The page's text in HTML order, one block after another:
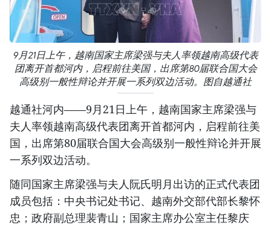
9月21日上午，越南国家主席梁强与夫人率领越南高级代表
团离开首都河内，启程前往美国，出席第80届联合国大会
高级别一般性辩论并开展一系列双边活动。图自越通社
越通社河内——9月21日上午，越南国家主席梁强与
夫人率领越南高级代表团离开首都河内，启程前往美
国，出席第80届联合国大会高级别一般性辩论并开展
一系列双边活动。
随同国家主席梁强与夫人阮氏明月出访的正式代表团
成员包括：中央书记处书记、越南外交部代部长黎怀
忠；政府副总理裴青山；国家主席办公室主任黎庆